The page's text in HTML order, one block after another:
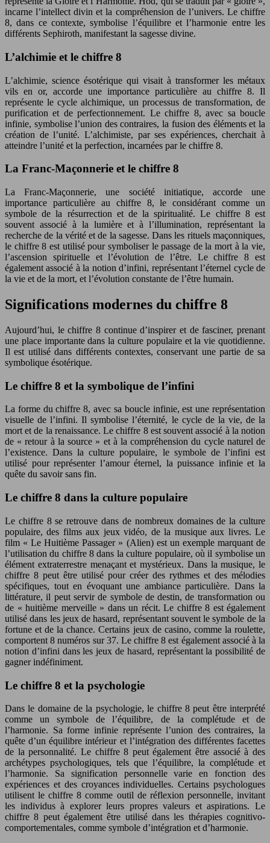
incarne l’intellect divin et la compréhension de l’univers. Le chiffre
8, dans ce contexte, symbolise l’équilibre et l’harmonie entre les
différents Sephiroth, manifestant la sagesse divine.
L’alchimie et le chiffre 8
L’alchimie, science ésotérique qui visait à transformer les métaux
vils en or, accorde une importance particulière au chiffre 8. Il
représente le cycle alchimique, un processus de transformation, de
purification et de perfectionnement. Le chiffre 8, avec sa boucle
infinie, symbolise l’union des contraires, la fusion des éléments et la
création de l’unité. L’alchimiste, par ses expériences, cherchait à
atteindre l’unité et la perfection, incarnées par le chiffre 8.
La Franc-Maçonnerie et le chiffre 8
La Franc-Maçonnerie, une société initiatique, accorde une
importance particulière au chiffre 8, le considérant comme un
symbole de la résurrection et de la spiritualité. Le chiffre 8 est
souvent associé à la lumière et à l’illumination, représentant la
recherche de la vérité et de la sagesse. Dans les rituels maçonniques,
le chiffre 8 est utilisé pour symboliser le passage de la mort à la vie,
l’ascension spirituelle et l’évolution de l’être. Le chiffre 8 est
également associé à la notion d’infini, représentant l’éternel cycle de
la vie et de la mort, et l’évolution constante de l’être humain.
Significations modernes du chiffre 8
Aujourd’hui, le chiffre 8 continue d’inspirer et de fasciner, prenant
une place importante dans la culture populaire et la vie quotidienne.
Il est utilisé dans différents contextes, conservant une partie de sa
symbolique ésotérique.
Le chiffre 8 et la symbolique de l’infini
La forme du chiffre 8, avec sa boucle infinie, est une représentation
visuelle de l’infini. Il symbolise l’éternité, le cycle de la vie, de la
mort et de la renaissance. Le chiffre 8 est souvent associé à la notion
de « retour à la source » et à la compréhension du cycle naturel de
l’existence. Dans la culture populaire, le symbole de l’infini est
utilisé pour représenter l’amour éternel, la puissance infinie et la
quête du savoir sans fin.
Le chiffre 8 dans la culture populaire
Le chiffre 8 se retrouve dans de nombreux domaines de la culture
populaire, des films aux jeux vidéo, de la musique aux livres. Le
film « Le Huitième Passager » (Alien) est un exemple marquant de
l’utilisation du chiffre 8 dans la culture populaire, où il symbolise un
élément extraterrestre menaçant et mystérieux. Dans la musique, le
chiffre 8 peut être utilisé pour créer des rythmes et des mélodies
spécifiques, tout en évoquant une ambiance particulière. Dans la
littérature, il peut servir de symbole de destin, de transformation ou
de « huitième merveille » dans un récit. Le chiffre 8 est également
utilisé dans les jeux de hasard, représentant souvent le symbole de la
fortune et de la chance. Certains jeux de casino, comme la roulette,
comportent 8 numéros sur 37. Le chiffre 8 est également associé à la
notion d’infini dans les jeux de hasard, représentant la possibilité de
gagner indéfiniment.
Le chiffre 8 et la psychologie
Dans le domaine de la psychologie, le chiffre 8 peut être interprété
comme un symbole de l’équilibre, de la complétude et de
l’harmonie. Sa forme infinie représente l’union des contraires, la
quête d’un équilibre intérieur et l’intégration des différentes facettes
de la personnalité. Le chiffre 8 peut également être associé à des
archétypes psychologiques, tels que l’équilibre, la complétude et
l’harmonie. Sa signification personnelle varie en fonction des
expériences et des croyances individuelles. Certains psychologues
utilisent le chiffre 8 comme outil de réflexion personnelle, invitant
les individus à explorer leurs propres valeurs et aspirations. Le
chiffre 8 peut également être utilisé dans les thérapies cognitivo-
comportementales, comme symbole d’intégration et d’harmonie.